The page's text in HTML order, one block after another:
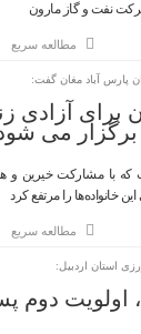
نفت و گاز مارون
مطالعه سریع
پارس آباد مغان گفت:
آزادی
برگزار می
که با مشارکت خیرین و
خانواده‌ها را مرتفع کرد
مطالعه سریع
استان اردبیل:
اولویت دوم